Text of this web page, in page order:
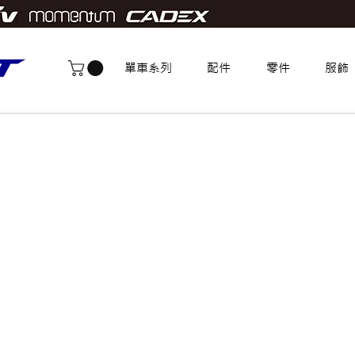
單車系列 配件 零件 服飾